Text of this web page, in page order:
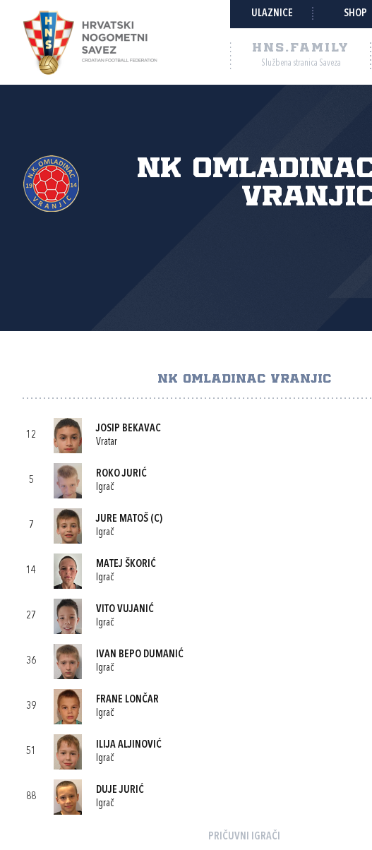
ULAZNICE SHOP
HNS.FAMILY
Službena stranica Saveza
NK
NK OMLADINAC VRANJIC
12
JOSIP BEKAVAC
Vratar
5
ROKO JURIĆ
Igrač
7
JURE MATOŠ (C)
Igrač
14
MATEJ ŠKORIĆ
Igrač
27
VITO VUJANIĆ
Igrač
36
IVAN BEPO DUMANIĆ
Igrač
39
FRANE LONČAR
Igrač
51
ILIJA ALJINOVIĆ
Igrač
88
DUJE JURIĆ
Igrač
PRIČUVNI IGRAČI